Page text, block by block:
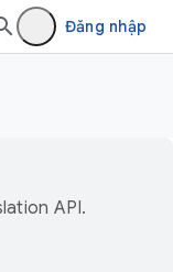
Đăng nhập
API.